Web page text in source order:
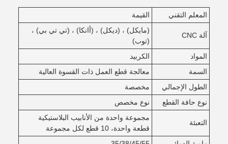
المعلم التقني القيمة
آلة CNC
(مايكل) ، (ديكل) ، (أانكا) ، (تي تي بي) ،
(توب)
المواد
الكربيد
السمة
معالجة قطع العمل ذات القسوة العالية
الطول الإجمالي
مخصصة
نوع حافة القطع
نوع مخصص
التعبئة
مجموعة واحدة من الأنابيب البلاستيكية
قطعة واحدة، 10 قطع لكل مجموعة